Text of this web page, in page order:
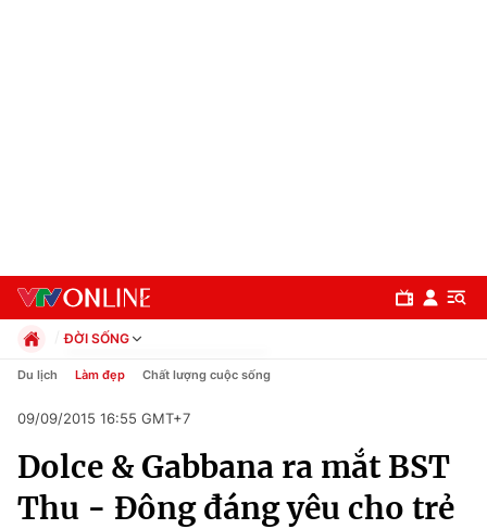
Chuyên mục
Chính trị
ĐỜI SỐNG
Chính trị
Pháp luật
Kinh tế
Thể thao
Truyền hình
Du lịch Làm đẹp Chất lượng cuộc sống
09/09/2015 16:55 GMT+7
Dolce & Gabbana ra mắt BST
Thu - Đông đáng yêu cho trẻ